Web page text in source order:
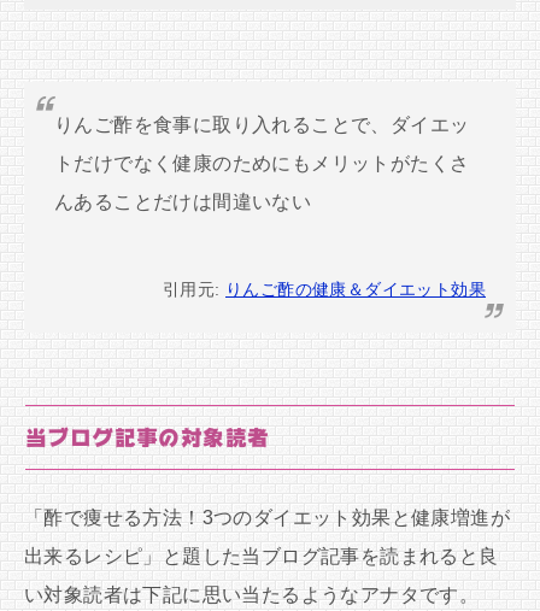
りんご酢を食事に取り入れることで、ダイエッ
トだけでなく健康のためにもメリットがたくさ
んあることだけは間違いない
引用元: りんご酢の健康＆ダイエット効果
当ブログ記事の対象読者
「酢で痩せる方法！3つのダイエット効果と健康増進が
出来るレシピ」と題した当ブログ記事を読まれると良
い対象読者は下記に思い当たるようなアナタです。